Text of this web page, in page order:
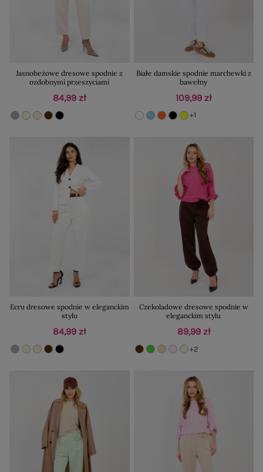
Jasnobeżowe dresowe spodnie z
ozdobnymi przeszyciami
84,99 zł
Białe damskie spodnie marchewki z
bawełny
109,99 zł
+1
Ecru dresowe spodnie w eleganckim
stylu
84,99 zł
Czekoladowe dresowe spodnie w
eleganckim stylu
89,99 zł
+2